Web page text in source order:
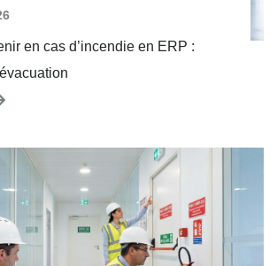
en cas d’incendie en ERP :